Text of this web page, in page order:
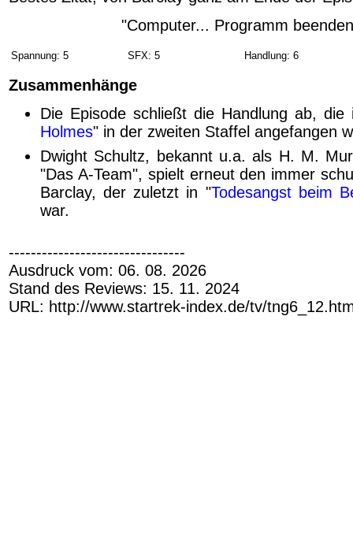
"Computer... Programm
Spannung: 5 SFX: 5 Handlung: 6
Zusammenhänge
Die Episode schließt die Handlung ab, die
Holmes" in der zweiten Staffel angefangen
Dwight Schultz, bekannt u.a. als H. M.
"Das A-Team", spielt erneut den immer
Barclay, der zuletzt in "Todesangst beim
war.
--------------------------------
Ausdruck vom: 06. 08. 2026
Stand des Reviews: 15. 11. 2024
URL: http://www.startrek-index.de/tv/